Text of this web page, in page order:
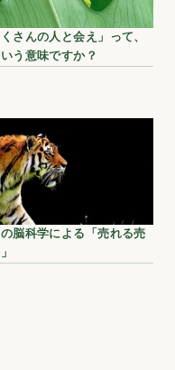
くさんの人と会え」って、
う意味ですか？
脳科学による「売れる売